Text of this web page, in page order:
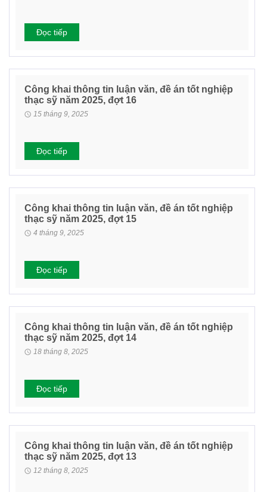
Đọc tiếp
Công khai thông tin luận văn, đề án tốt nghiệp
thạc sỹ năm 2025, đợt 16
15 tháng 9, 2025
Đọc tiếp
Công khai thông tin luận văn, đề án tốt nghiệp
thạc sỹ năm 2025, đợt 15
4 tháng 9, 2025
Đọc tiếp
Công khai thông tin luận văn, đề án tốt nghiệp
thạc sỹ năm 2025, đợt 14
18 tháng 8, 2025
Đọc tiếp
Công khai thông tin luận văn, đề án tốt nghiệp
thạc sỹ năm 2025, đợt 13
12 tháng 8, 2025